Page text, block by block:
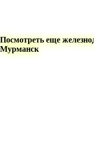
Посмотреть еще
Мурманск